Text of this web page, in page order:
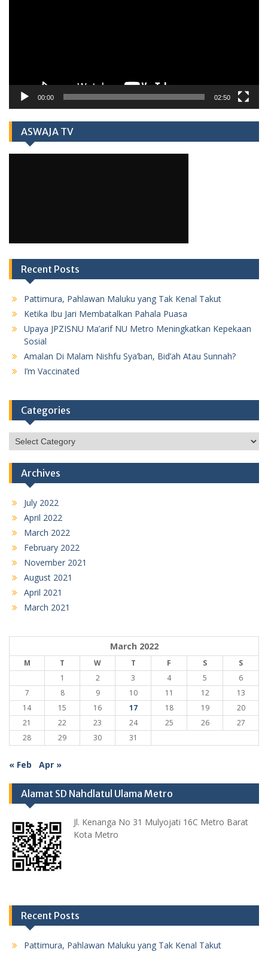
00:00 02:50
ASWAJA TV
Recent Posts
Pattimura, Pahlawan Maluku yang Tak Kenal Takut
Ketika Ibu Jari Membatalkan Pahala Puasa
Upaya JPZISNU Ma’arif NU Metro Meningkatkan Kepekaan
Sosial
Amalan Di Malam Nishfu Sya’ban, Bid’ah Atau Sunnah?
I’m Vaccinated
Categories
Categories
Archives
July 2022
April 2022
March 2022
February 2022
November 2021
August 2021
April 2021
March 2021
March 2022
M T W T F S
S
1
2 3 4 5
6
7
8 9 10 11 12
13
14
15 16 17 18 19
20
21
22 23 24 25 26
27
28
29 30 31
« Feb Apr »
Alamat SD Nahdlatul Ulama Metro
Jl. Kenanga No 31 Mulyojati 16C Metro Barat
Kota Metro
Recent Posts
Pattimura, Pahlawan Maluku yang Tak Kenal Takut